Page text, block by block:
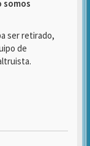
somos
ser retirado,
de